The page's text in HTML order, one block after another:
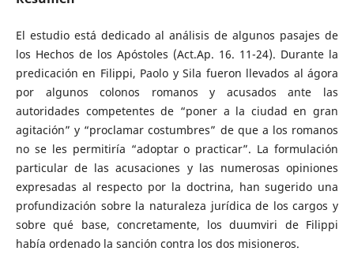
El estudio está dedicado al análisis de algunos pasajes de
los Hechos de los Apóstoles (Act.Ap. 16. 11-24). Durante la
predicación en Filippi, Paolo y Sila fueron llevados al ágora
por algunos colonos romanos y acusados ante las
autoridades competentes de “poner a la ciudad en gran
agitación” y “proclamar costumbres” de que a los romanos
no se les permitiría “adoptar o practicar”. La formulación
particular de las acusaciones y las numerosas opiniones
expresadas al respecto por la doctrina, han sugerido una
profundización sobre la naturaleza jurídica de los cargos y
sobre qué base, concretamente, los duumviri de Filippi
había ordenado la sanción contra los dos misioneros.